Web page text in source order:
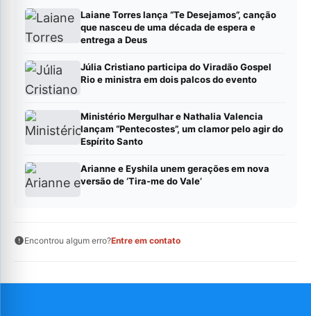
Laiane Torres lança “Te Desejamos”, canção
que nasceu de uma década de espera e
entrega a Deus
Júlia Cristiano participa do Viradão Gospel
Rio e ministra em dois palcos do evento
Ministério Mergulhar e Nathalia Valencia
lançam “Pentecostes”, um clamor pelo agir do
Espírito Santo
Arianne e Eyshila unem gerações em nova
versão de ‘Tira-me do Vale’
Encontrou algum erro?Entre em contato